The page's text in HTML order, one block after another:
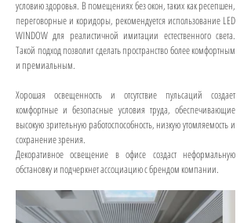
условию здоровья. В помещениях без окон, таких как ресепшен,
переговорные и коридоры, рекомендуется использование LED
WINDOW для реалистичной имитации естественного света.
Такой подход позволит сделать пространство более комфортным
и премиальным.
Хорошая освещенность и отсутствие пульсаций создает
комфортные и безопасные условия труда, обеспечивающие
высокую зрительную работоспособность, низкую утомляемость и
сохранение зрения.
Декоративное освещение в офисе создаст неформальную
обстановку и подчеркнет ассоциацию с брендом компании.